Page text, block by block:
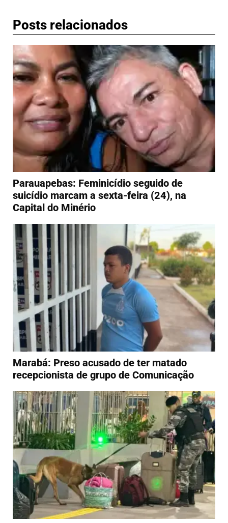
Posts relacionados
Parauapebas: Feminicídio seguido de
suicídio marcam a sexta-feira (24), na
Capital do Minério
Marabá: Preso acusado de ter matado
recepcionista de grupo de Comunicação